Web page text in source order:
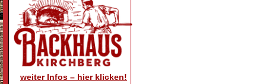
weiter Infos – hier klicken!